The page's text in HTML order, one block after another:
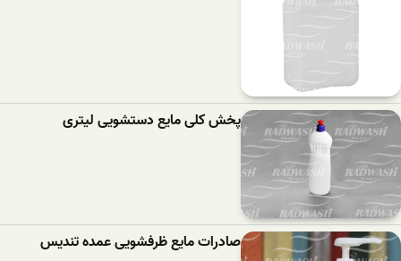
پخش کلی مایع دستشویی لیتری
صادرات مایع ظرفشویی عمده تندیس